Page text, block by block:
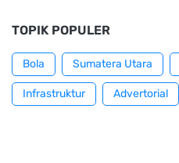
TOPIK POPULER
Bola Sumatera Utara
Infrastruktur Advertorial